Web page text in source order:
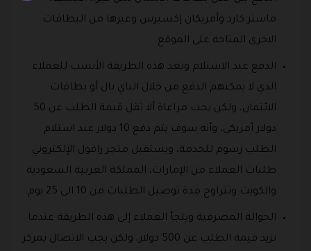
ماستر كارد وأمريكان إكسبرس وغيرها من البطاقات
الاخرى المتاحة على الموقع.
الدفع عند الاستلام وتعد هذه الطريقة الأنسب للعملاء
الذي لا يمكنهم الدفع من خلال الباي بال أو بطاقات
الائتمان، ولكن يجب مراعاة ألا تقل قيمة الطلب عن 50
دولار أمريكي، وأنه سوف يتم دفع 10 دولار عند استلام
الطلب رسوم للخدمة، ويستقبل متجر زافول الإلكتروني
طلبات العملاء من الإمارات، المملكة العربية السعودية
والكويت وتتراوح مدة توصيل الطلبات من 10 الى 25 يوم.
الحوالة المصرفية ويلجأ العملاء إلى هذه الطريقة عندما
تزيد قيمة الطلب عن 500 دولار، ولكن يجب الاتصال بمركز